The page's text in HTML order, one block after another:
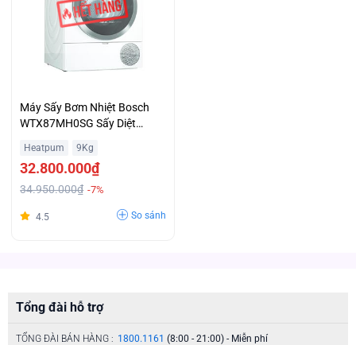
Máy Sấy Bơm Nhiệt Bosch
WTX87MH0SG Sấy Diệt
Trả Góp
Heatpum 9Kg
32.800.000₫
34.950.000₫ -7%
4.5 So sánh
Tổng đài hỗ trợ
TỔNG ĐÀI BÁN HÀNG : 1800.1161 (8:00 - 21:00) - Miễn phí